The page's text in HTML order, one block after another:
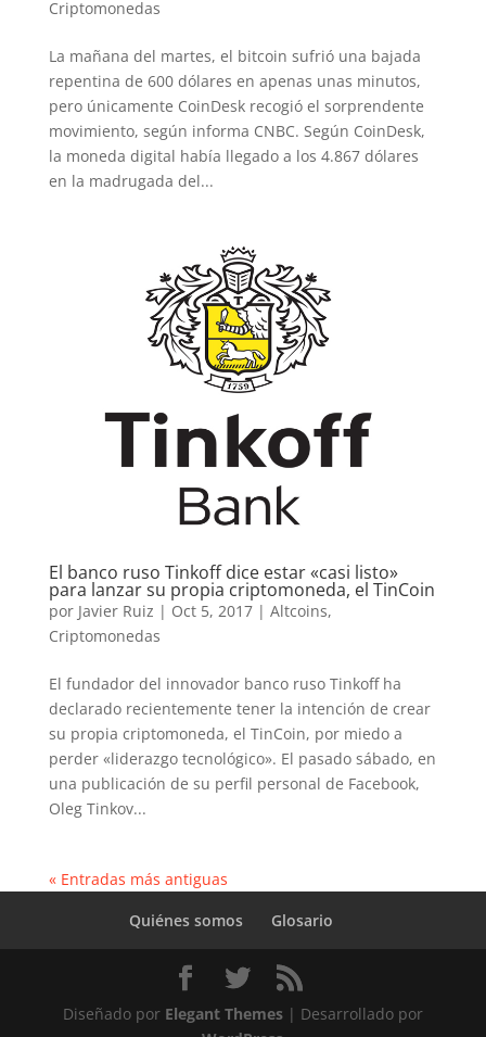
Criptomonedas
La mañana del martes, el bitcoin sufrió una bajada
repentina de 600 dólares en apenas unas minutos,
pero únicamente CoinDesk recogió el sorprendente
movimiento, según informa CNBC. Según CoinDesk,
la moneda digital había llegado a los 4.867 dólares
en la madrugada del...
El banco ruso Tinkoff dice estar «casi listo»
para lanzar su propia criptomoneda, el TinCoin
por Javier Ruiz | Oct 5, 2017| Altcoins,
Criptomonedas
El fundador del innovador banco ruso Tinkoff ha
declarado recientemente tener la intención de crear
su propia criptomoneda, el TinCoin, por miedo a
perder «liderazgo tecnológico». El pasado sábado, en
una publicación de su perfil personal de Facebook,
Oleg Tinkov...
« Entradas más antiguas
Quiénes somos
Glosario
Diseñado por Elegant Themes| Desarrollado por